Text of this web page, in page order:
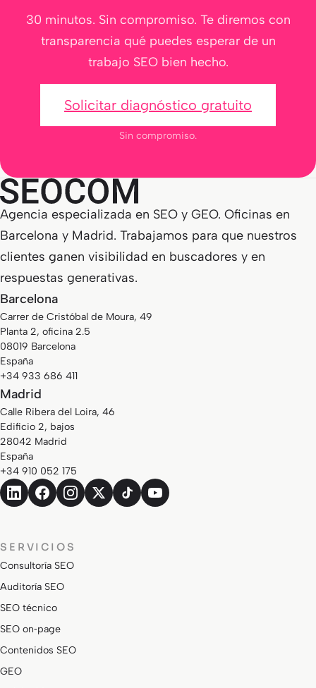
30 minutos. Sin compromiso. Te diremos con
transparencia qué puedes esperar de un
trabajo SEO bien hecho.
Solicitar diagnóstico gratuito
Sin compromiso.
Agencia especializada en SEO y GEO. Oficinas en
Barcelona y Madrid. Trabajamos para que nuestros
clientes ganen visibilidad en buscadores y en
respuestas generativas.
Barcelona
Carrer de Cristóbal de Moura, 49
Planta 2, oficina 2.5
08019 Barcelona
España
+34 933 686 411
Madrid
Calle Ribera del Loira, 46
Edificio 2, bajos
28042 Madrid
España
+34 910 052 175
SERVICIOS
Consultoría SEO
Auditoría SEO
SEO técnico
SEO on‑page
Contenidos SEO
GEO